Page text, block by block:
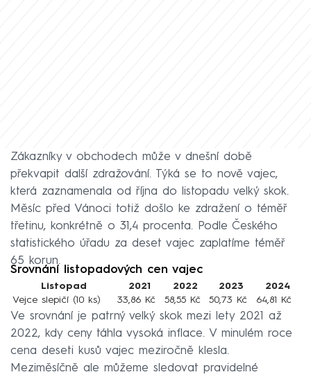
Zákazníky v obchodech může v dnešní době
překvapit další zdražování. Týká se to nově vajec,
která zaznamenala od října do listopadu velký skok.
Měsíc před Vánoci totiž došlo ke zdražení o téměř
třetinu, konkrétně o 31,4 procenta. Podle Českého
statistického úřadu za deset vajec zaplatíme téměř
65 korun.
Srovnání listopadových cen vajec
Listopad 2021 2022 2023
2024
Vejce slepičí (10 ks)
33,86 Kč 58,55 Kč 50,73 Kč 64,81 Kč
Ve srovnání je patrný velký skok mezi lety 2021 až
2022, kdy ceny táhla vysoká inflace. V minulém roce
cena deseti kusů vajec meziročně klesla.
Meziměsíčně ale můžeme sledovat pravidelné